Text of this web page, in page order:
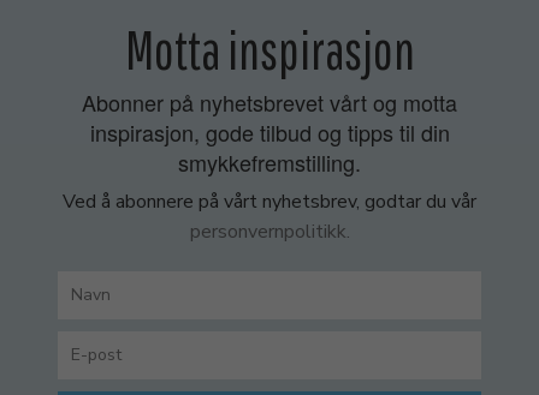
Motta inspirasjon
Abonner på nyhetsbrevet vårt og motta
inspirasjon, gode tilbud og tipps til din
smykkefremstilling.
Ved å abonnere på vårt nyhetsbrev, godtar du vår
personvernpolitikk.